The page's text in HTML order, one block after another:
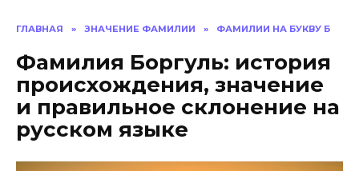
ГЛАВНАЯ » ЗНАЧЕНИЕ ФАМИЛИИ » ФАМИЛИИ НА БУКВУ Б
Фамилия Боргуль: история
происхождения, значение
и правильное склонение на
русском языке